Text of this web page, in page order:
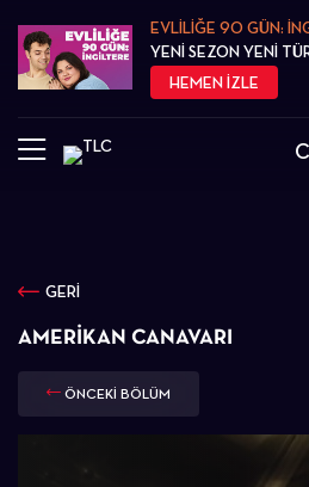
EVLİLİĞE 90 GÜN:
YENİ SEZON YENİ
HEMEN İZLE
GERİ
AMERIKAN CANAVARI
ÖNCEKİ BÖLÜM